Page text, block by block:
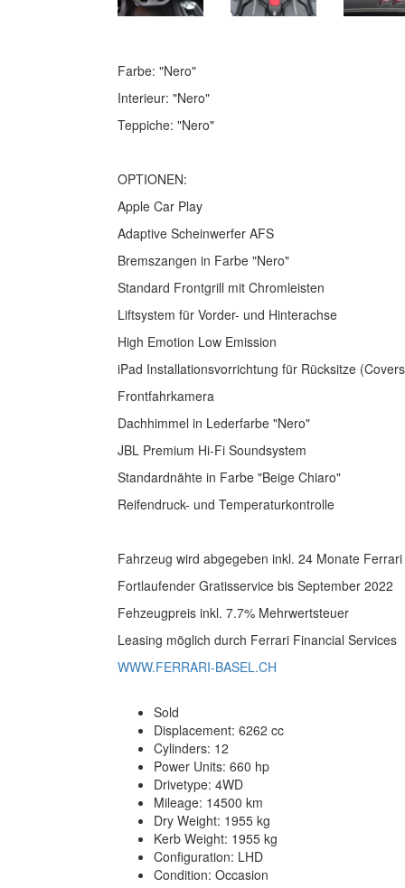
Farbe: "Nero"
Interieur: "Nero"
Teppiche: "Nero"
OPTIONEN:
Apple Car Play
Adaptive Scheinwerfer AFS
Bremszangen in Farbe "Nero"
Standard Frontgrill mit Chromleisten
Liftsystem für Vorder- und Hinterachse
High Emotion Low Emission
iPad Installationsvorrichtung für Rücksitze
Frontfahrkamera
Dachhimmel in Lederfarbe "Nero"
JBL Premium Hi-Fi Soundsystem
Standardnähte in Farbe "Beige Chiaro"
Reifendruck- und Temperaturkontrolle
Fahrzeug wird abgegeben inkl. 24 Monate
Fortlaufender Gratisservice bis September 2022
Fehzeugpreis inkl. 7.7% Mehrwertsteuer
Leasing möglich durch Ferrari Financial Services
WWW.FERRARI-BASEL.CH
Sold
Displacement: 6262 cc
Cylinders: 12
Power Units: 660 hp
Drivetype: 4WD
Mileage: 14500 km
Dry Weight: 1955 kg
Kerb Weight: 1955 kg
Configuration: LHD
Condition: Occasion